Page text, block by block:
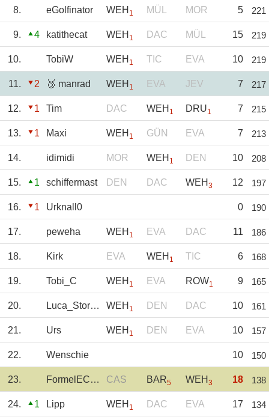
8. eGolfinator WEH 1 MÜL MOR 5 221
9. 4 katithecat WEH 1 DAC MÜL 15 219
10. TobiW WEH 1 TIC EVA 10 219
11. 2 🥉 manrad WEH 1 EVA JEV 7 217
12. 1 Tim DAC WEH 1 DRU1 7 215
13. 1 Maxi WEH 1 GÜN EVA 7 213
14. idimidi MOR WEH 1 DEN 10 208
15. 1 schiffermast DEN DAC WEH 3 12 197
16. 1 Urknall0 0 190
17. peweha WEH 1 EVA DAC 11 186
18. Kirk EVA WEH 1 TIC 6 168
19. Tobi_C WEH 1 EVA ROW1 9 165
20. Luca_Storms WEH 1 DEN DAC 10 161
21. Urs WEH 1 DEN EVA 10 157
22. Wenschie 10 150
23. FormelECed25 CAS BAR5 WEH 3 18 138
24. 1 Lipp WEH 1 DAC EVA 17 134